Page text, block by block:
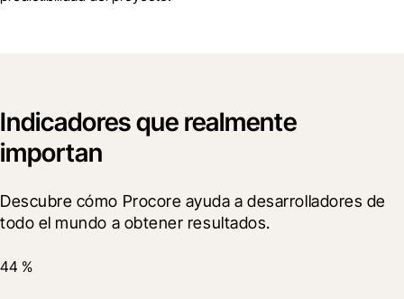
Indicadores que realmente
importan
Descubre cómo Procore ayuda a desarrolladores de
todo el mundo a obtener resultados.
44 %